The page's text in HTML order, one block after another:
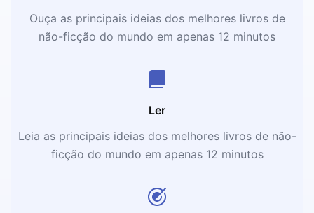
Ouça as principais ideias dos melhores livros de
não-ficção do mundo em apenas 12 minutos
Ler
Leia as principais ideias dos melhores livros de não-
ficção do mundo em apenas 12 minutos